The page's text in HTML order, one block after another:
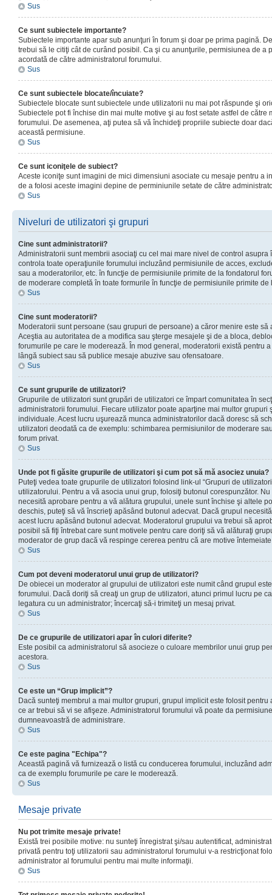
Sus
Ce sunt subiectele importante?
Subiectele importante apar sub anunţuri în forum şi doar pe prima pagină.
trebui să le citiţi cât de curând posibil. Ca şi cu anunţurile, permisiunea de a
acordată de către administratorul forumului.
Sus
Ce sunt subiectele blocate/încuiate?
Subiectele blocate sunt subiectele unde utilizatorii nu mai pot răspunde şi
Subiectele pot fi închise din mai multe motive şi au fost setate astfel de către
forumului. De asemenea, aţi putea să vă închideţi propriile subiecte doar
această permisiune.
Sus
Ce sunt iconiţele de subiect?
Aceste iconiţe sunt imagini de mici dimensiuni asociate cu mesaje pentru a
de a folosi aceste imagini depine de perminiunile setate de către
Sus
Niveluri de utilizatori şi grupuri
Cine sunt administratorii?
Administratorii sunt membrii asociaţi cu cel mai mare nivel de control asupra
controla toate operaţiunile forumului incluzând permisiunile de acces,
sau a moderatorilor, etc. în funcţie de permisiunile primite de la fondatorul
de moderare completă în toate formurile în funcţie de permisiunile primite de
Sus
Cine sunt moderatorii?
Moderatorii sunt persoane (sau grupuri de persoane) a căror menire este
Aceştia au autoritatea de a modifica sau şterge mesajele şi de a bloca,
forumurile pe care le moderează. În mod general, moderatorii există pentru
lângă subiect sau să publice mesaje abuzive sau ofensatoare.
Sus
Ce sunt grupurile de utilizatori?
Grupurile de utilizatori sunt grupări de utilizatori ce împart comunitatea în
administratorii forumului. Fiecare utilizator poate aparţine mai multor grupuri
individuale. Acest lucru uşurează munca administratorilor dacă doresc să
utilizatori deodată ca de exemplu: schimbarea permisiunilor de moderare
forum privat.
Sus
Unde pot fi găsite grupurile de utilizatori şi cum pot să mă asociez unuia?
Puteţi vedea toate grupurile de utilizatori folosind link-ul “Grupuri de
utilizatorului. Pentru a vă asocia unui grup, folosiţi butonul corespunzător.
necesită aprobare pentru a vă alătura grupului, unele sunt închise şi altele
deschis, puteţi să vă înscrieţi apăsând butonul adecvat. Dacă grupul
acest lucru apăsând butonul adecvat. Moderatorul grupului va trebui să
posibil să fiţi întrebat care sunt motivele pentru care doriţi să vă alăturaţi
moderator de grup dacă vă respinge cererea pentru că are motive
Sus
Cum pot deveni moderatorul unui grup de utilizatori?
De obiecei un moderator al grupului de utilizatori este numit când grupul
forumului. Dacă doriţi să creaţi un grup de utilizatori, atunci primul lucru pe
legatura cu un administrator; încercaţi să-i trimiteţi un mesaj privat.
Sus
De ce grupurile de utilizatori apar în culori diferite?
Este posibil ca administratorul să asocieze o culoare membrilor unui grup
acestora.
Sus
Ce este un “Grup implicit”?
Dacă sunteţi membrul a mai multor grupuri, grupul implicit este folosit
ce ar trebui să vi se afişeze. Administratorul forumului vă poate da
dumneavoastră de administrare.
Sus
Ce este pagina "Echipa"?
Această pagină vă furnizează o listă cu conducerea forumului, incluzând
ca de exemplu forumurile pe care le moderează.
Sus
Mesaje private
Nu pot trimite mesaje private!
Există trei posibile motive: nu sunteţi înregistrat şi/sau autentificat,
privată pentru toţi utilizatorii sau administratorul forumului v-a restricţionat
administrator al forumului pentru mai multe informaţii.
Sus